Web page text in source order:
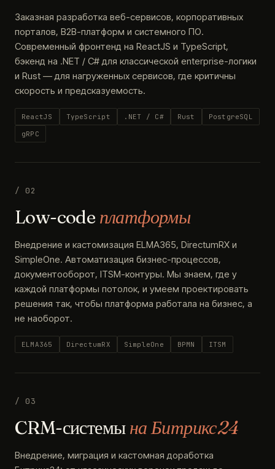
Заказная разработка веб-сервисов, корпоративных
порталов, B2B-платформ и системного ПО.
Современный фронтенд на ReactJS и TypeScript,
бэкенд на .NET / C# для классической enterprise-логики
и Rust — для нагруженных сервисов, где критичны
скорость и предсказуемость.
ReactJS TypeScript .NET / C# Rust
PostgreSQL
gRPC
/ 02
Low-code платформы
Внедрение и кастомизация ELMA365, DirectumRX и
SimpleOne. Автоматизация бизнес-процессов,
документооборот, ITSM-контуры. Мы знаем, где у
каждой платформы потолок, и умеем проектировать
решения так, чтобы платформа работала на бизнес, а
не наоборот.
ELMA365 DirectumRX SimpleOne BPMN ITSM
/ 03
CRM-системына Битрикс24
Внедрение, миграция и кастомная доработка